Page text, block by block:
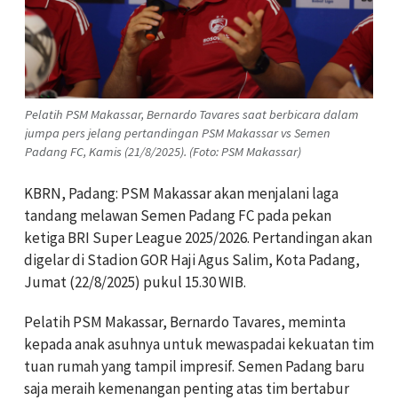
Pelatih PSM Makassar, Bernardo Tavares saat berbicara dalam
jumpa pers jelang pertandingan PSM Makassar vs Semen
Padang FC, Kamis (21/8/2025). (Foto: PSM Makassar)
KBRN, Padang: PSM Makassar akan menjalani laga
tandang melawan Semen Padang FC pada pekan
ketiga BRI Super League 2025/2026. Pertandingan akan
digelar di Stadion GOR Haji Agus Salim, Kota Padang,
Jumat (22/8/2025) pukul 15.30 WIB.
Pelatih PSM Makassar, Bernardo Tavares, meminta
kepada anak asuhnya untuk mewaspadai kekuatan tim
tuan rumah yang tampil impresif. Semen Padang baru
saja meraih kemenangan penting atas tim bertabur